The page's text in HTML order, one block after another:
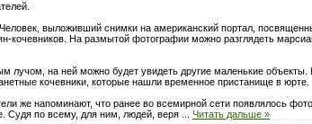
выложивший снимки на американский портал,
кочевников. На размытой фотографии можно разглядеть
лучом, на ней можно будет увидеть другие маленькие объекты.
кочевники, которые нашли временное пристанище в юрте.
же напоминают, что ранее во всемирной сети появлялось
Судя по всему, для ним, людей, веря
Читать дальше »